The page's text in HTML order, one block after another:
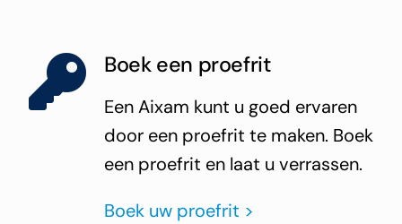
Boek een proefrit
Een Aixam kunt u goed ervaren
door een proefrit te maken. Boek
een proefrit en laat u verrassen.
Boek uw proefrit >